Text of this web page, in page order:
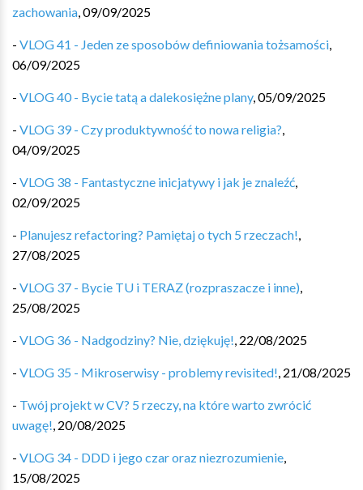
zachowania,09/09/2025
- VLOG 41 - Jeden ze sposobów definiowania tożsamości,
06/09/2025
- VLOG 40 - Bycie tatą a dalekosiężne plany,05/09/2025
- VLOG 39 - Czy produktywność to nowa religia?,
04/09/2025
- VLOG 38 - Fantastyczne inicjatywy i jak je znaleźć,
02/09/2025
- Planujesz refactoring? Pamiętaj o tych 5 rzeczach!,
27/08/2025
- VLOG 37 - Bycie TU i TERAZ (rozpraszacze i inne),
25/08/2025
- VLOG 36 - Nadgodziny? Nie, dziękuję!, 22/08/2025
- VLOG 35 - Mikroserwisy - problemy revisited!, 21/08/2025
- Twój projekt w CV? 5 rzeczy, na które warto zwrócić
uwagę!, 20/08/2025
- VLOG 34 - DDD i jego czar oraz niezrozumienie,
15/08/2025